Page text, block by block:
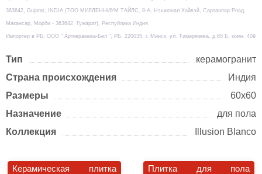
363642, Gujarat, INDIA (TOO МИЛЛЕННИУМ ТАЙЛС, 8-А, Нэшионал Хайвэй, Сартанпар Роад,
Макансар, Морби - 363642, Гужарат), Республика Индия.
Импортер в РБ: ООО " Арткерамика-Бел ", РБ, 220035, г. Минск, ул. Тимирязева, д.65 Б, комн. 409
Тип
керамогранит
Страна происхождения
Индия
Размеры
60х60
Назначение
для пола
Коллекция
Illusion Blanco
Керамическая плитка
Плитка для пола